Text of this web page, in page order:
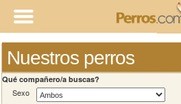
Nuestros perros
Qué compañero/a buscas?
Sexo